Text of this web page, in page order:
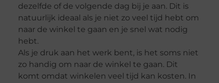
dezelfde of de volgende dag bij je aan. Dit is
natuurlijk ideaal als je niet zo veel tijd hebt om
naar de winkel te gaan en je snel wat nodig
hebt.
Als je druk aan het werk bent, is het soms niet
zo handig om naar de winkel te gaan. Dit
komt omdat winkelen veel tijd kan kosten. In